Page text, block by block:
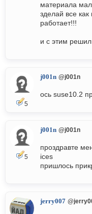
материала
зделай все
работает!!!
и с этим
5
j001n @j001n
ось suse10.2
5
j001n @j001n
проздравте
ices
пришлось
jerry007